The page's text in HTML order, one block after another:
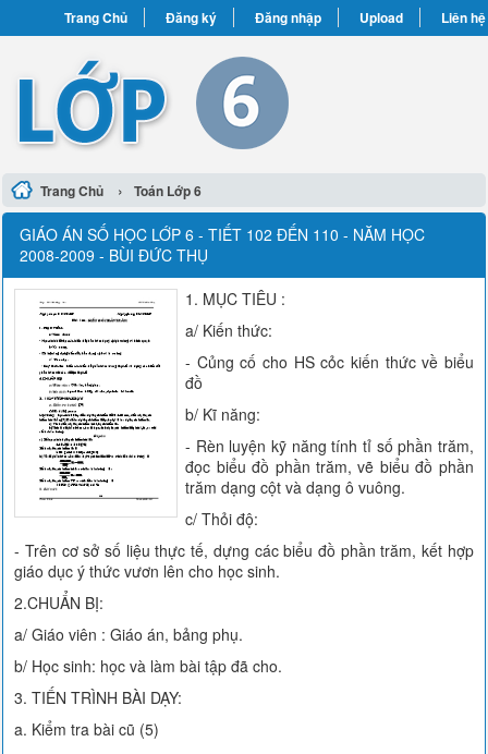
Trang Chủ Đăng ký Đăng nhập Upload Liên hệ
Trang Chủ › Toán Lớp 6
GIÁO ÁN SỐ HỌC LỚP 6 - TIẾT 102 ĐẾN 110 - NĂM HỌC
2008-2009 - BÙI ĐỨC THỤ
1. MỤC TIÊU :
a/ Kiến thức:
- Củng cố cho HS cỏc kiến thức về biểu
đồ
b/ Kĩ năng:
- Rèn luyện kỹ năng tính tỉ số phần trăm,
đọc biểu đồ phần trăm, vẽ biểu đồ phần
trăm dạng cột và dạng ô vuông.
c/ Thỏi độ:
- Trên cơ sở số liệu thực tế, dựng các biểu đồ phần trăm, kết hợp
giáo dục ý thức vươn lên cho học sinh.
2.CHUẨN BỊ:
a/ Giáo viên : Giáo án, bảng phụ.
b/ Học sinh: học và làm bài tập đã cho.
3. TIẾN TRÌNH BÀI DẠY:
a. Kiểm tra bài cũ (5)